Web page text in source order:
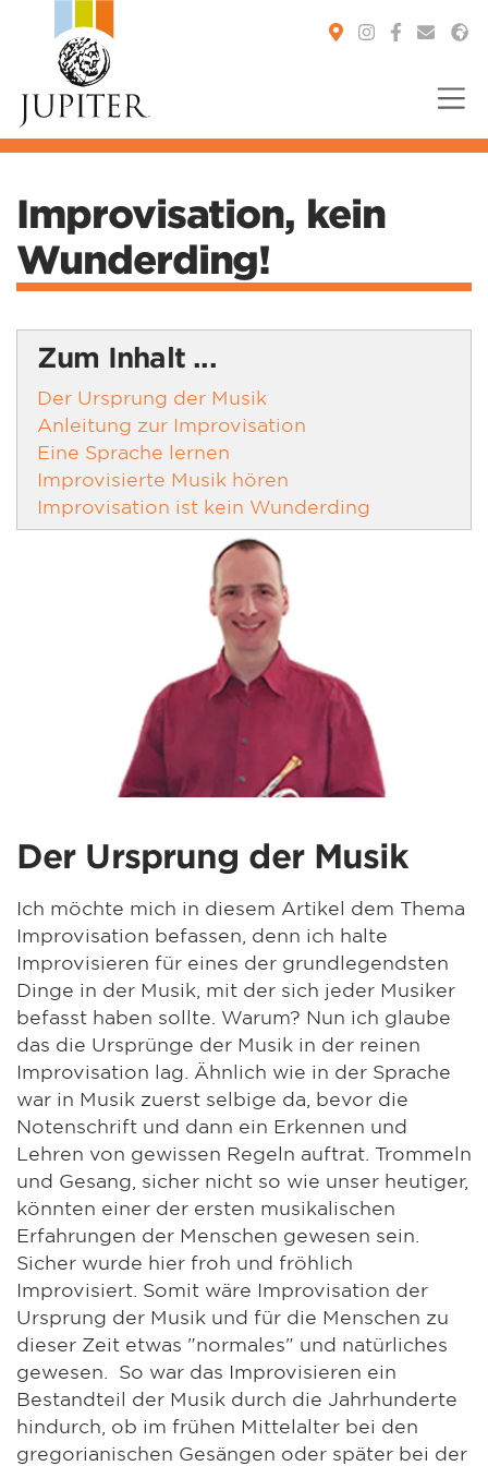
Improvisation, kein
Wunderding!
Zum Inhalt ...
Der Ursprung der Musik
Anleitung zur Improvisation
Eine Sprache lernen
Improvisierte Musik hören
Improvisation ist kein Wunderding
Der Ursprung der Musik
Ich möchte mich in diesem Artikel dem Thema
Improvisation befassen, denn ich halte
Improvisieren für eines der grundlegendsten
Dinge in der Musik, mit der sich jeder Musiker
befasst haben sollte. Warum? Nun ich glaube
das die Ursprünge der Musik in der reinen
Improvisation lag. Ähnlich wie in der Sprache
war in Musik zuerst selbige da, bevor die
Notenschrift und dann ein Erkennen und
Lehren von gewissen Regeln auftrat. Trommeln
und Gesang, sicher nicht so wie unser heutiger,
könnten einer der ersten musikalischen
Erfahrungen der Menschen gewesen sein.
Sicher wurde hier froh und fröhlich
Improvisiert. Somit wäre Improvisation der
Ursprung der Musik und für die Menschen zu
dieser Zeit etwas "normales" und natürliches
gewesen. So war das Improvisieren ein
Bestandteil der Musik durch die Jahrhunderte
hindurch, ob im frühen Mittelalter bei den
gregorianischen Gesängen oder später bei der